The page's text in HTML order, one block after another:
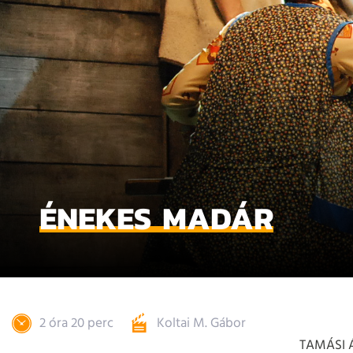
ÉNEKES MADÁR
2 óra 20 perc
Koltai M. Gábor
TAMÁSI